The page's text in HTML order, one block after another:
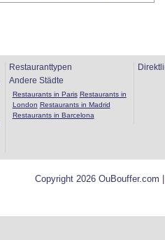
Restauranttypen
Andere Städte
Restaurants in Paris Restaurants in
London Restaurants in Madrid
Restaurants in Barcelona
Copyright 2026 OuBouffer.com